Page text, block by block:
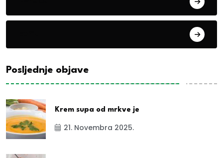
Posljednje objave
Krem supa od mrkve je
21. Novembra 2025.